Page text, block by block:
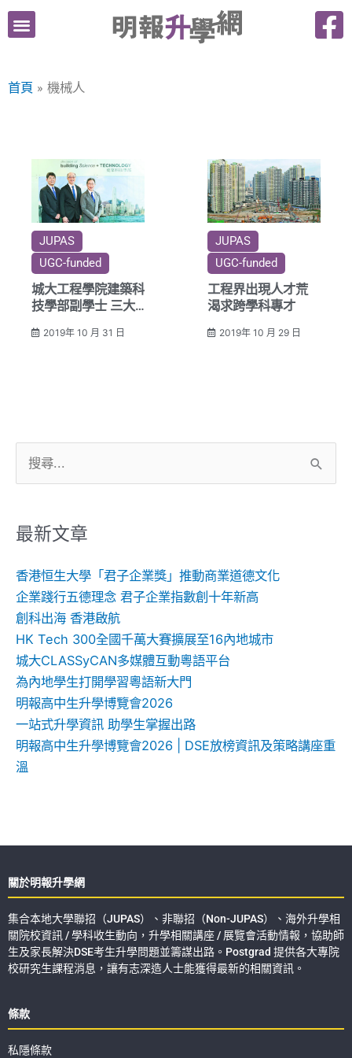
跳
內首頁 機械人
JUPAS
UGC-funded
城大工程學院建築科
技學部副學士 三大
業 2019年 10 月 31 日
JUPAS
UGC-funded
工程界出現人才荒
渴求跨學科專才
2019年 10 月 29 日
尋
鍵
最新文章
香港恒生大學「君子企業獎」推動商業道德文化
企業踐行五德理念 君子企業指數創十年新高
創科出海 香港啟航
HK Tech 300全國千萬大賽擴展至16內地城市
城大CLASSyCAN多媒體互動粵語平台
為內地學生打開學習粵語新大門
明報高中生升學博覽會2026
一站式升學資訊 助學生掌握出路
明報高中生升學博覽會2026 | DSE放榜資訊及策略講座重
溫
關於明報升學網
集合本地大學聯招（JUPAS）、非聯招（Non-JUPAS）、海外升學相
關院校資訊 / 學科收生動向，升學相關講座 / 展覽會活動情報，協助師
生及家長解決DSE考生升學問題並籌謀出路。Postgrad 提供各大專院
校研究生課程消息，讓有志深造人士能獲得最新的相關資訊。
條款
私隱條款